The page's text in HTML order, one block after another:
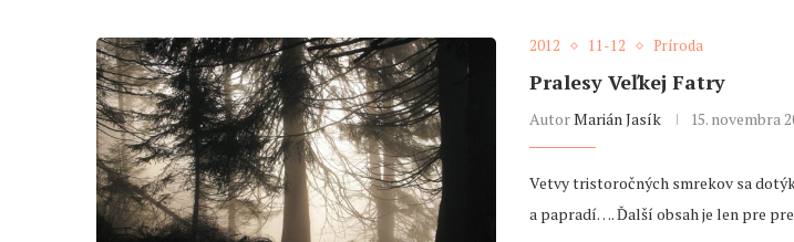
2012 11-12 Príroda
Pralesy Veľkej Fatry
AutorMarián Jasík 15. novembra
Vetvy tristoročných smrekov sa
a papradí…. Ďalší obsah je len pre